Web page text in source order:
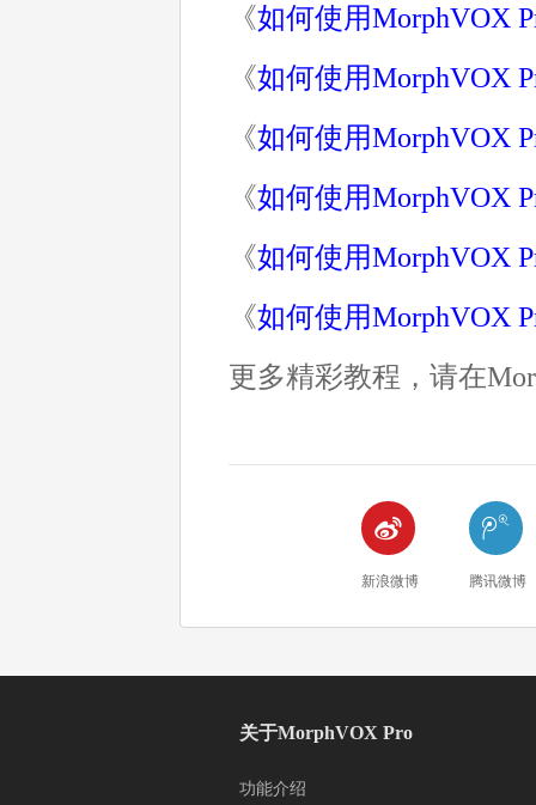
《如何使用MorphVOX
《如何使用MorphVOX
《如何使用MorphVOX
《如何使用MorphVOX
《如何使用MorphVOX
《如何使用MorphVOX
更多精彩教程，请在

新浪微博

腾讯微博
关于MorphVOX Pro
功能介绍